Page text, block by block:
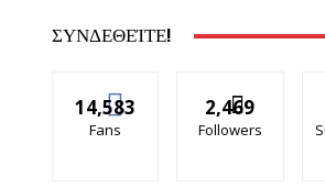
ΣΥΝΔΕΘΕΊΤΕ!
14,583
Fans
2,469
Followers